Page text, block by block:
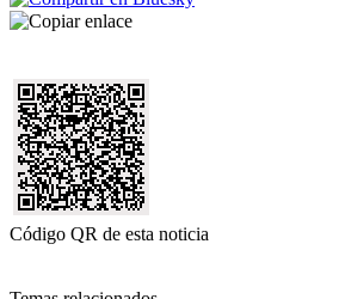
Código QR de esta noticia